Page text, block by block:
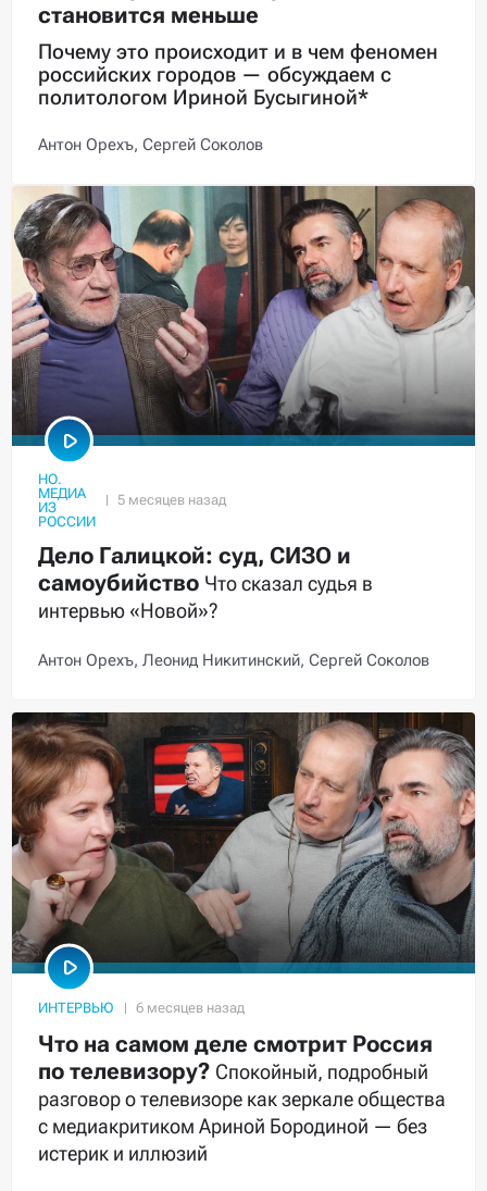
становится меньше
Почему это происходит и в чем феномен
российских городов — обсуждаем с
политологом Ириной Бусыгиной*
Антон Орехъ, Сергей Соколов
НО.
МЕДИА
ИЗ
РОССИИ
Дело Галицкой: суд, СИЗО и
самоубийство Что сказал судья в
интервью «Новой»?
Антон Орехъ, Леонид Никитинский, Сергей Соколов
ИНТЕРВЬЮ
Что на самом деле смотрит Россия
по телевизору? Спокойный, подробный
разговор о телевизоре как зеркале общества
с медиакритиком Ариной Бородиной — без
истерик и иллюзий